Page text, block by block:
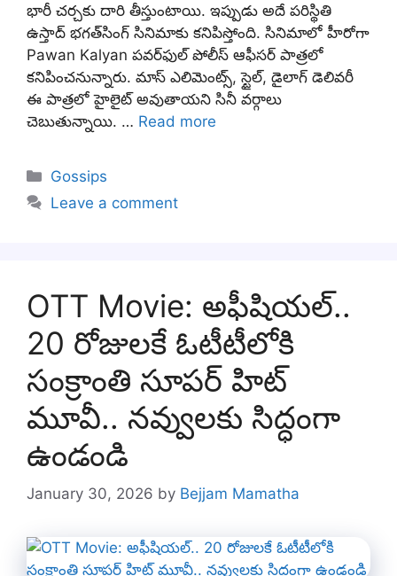
భారీ చర్చకు దారి తీస్తుంటాయి. ఇప్పుడు అదే పరిస్థితి
ఉస్తాద్ భగత్‌సింగ్ సినిమాకు కనిపిస్తోంది. సినిమాలో హీరోగా
Pawan Kalyan పవర్‌ఫుల్ పోలీస్ ఆఫీసర్ పాత్రలో
కనిపించనున్నారు. మాస్ ఎలిమెంట్స్, స్టైల్, డైలాగ్ డెలివరీ
ఈ పాత్రలో హైలైట్ అవుతాయని సినీ వర్గాలు
చెబుతున్నాయి. … Read more
Categories
Gossips
Leave a comment
OTT Movie: అఫీషియల్..
20 రోజులకే ఓటీటీలోకి
సంక్రాంతి సూపర్ హిట్
మూవీ.. నవ్వులకు సిద్ధంగా
ఉండండి
January 30, 2026 by Bejjam Mamatha